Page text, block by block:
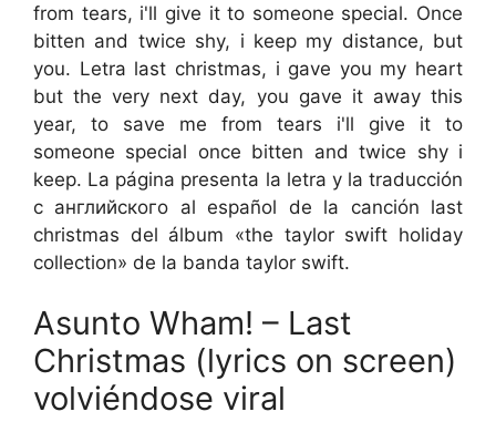
from tears, i'll give it to someone special. Once
bitten and twice shy, i keep my distance, but
you. Letra last christmas, i gave you my heart
but the very next day, you gave it away this
year, to save me from tears i'll give it to
someone special once bitten and twice shy i
keep. La página presenta la letra y la traducción
с английского al español de la canción last
christmas del álbum «the taylor swift holiday
collection» de la banda taylor swift.
Asunto Wham! – Last
Christmas (lyrics on screen)
volviéndose viral